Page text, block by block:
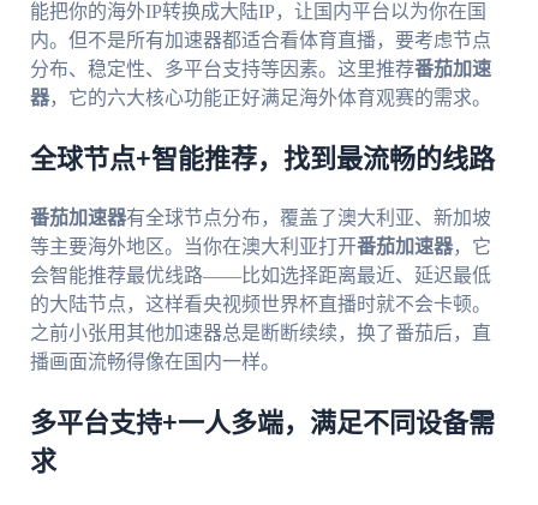
能把你的海外IP转换成大陆IP，让国内平台以为你在国
内。但不是所有加速器都适合看体育直播，要考虑节点
分布、稳定性、多平台支持等因素。这里推荐番茄加速
器，它的六大核心功能正好满足海外体育观赛的需求。
全球节点+智能推荐，找到最流畅的线路
番茄加速器有全球节点分布，覆盖了澳大利亚、新加坡
等主要海外地区。当你在澳大利亚打开番茄加速器，它
会智能推荐最优线路——比如选择距离最近、延迟最低
的大陆节点，这样看央视频世界杯直播时就不会卡顿。
之前小张用其他加速器总是断断续续，换了番茄后，直
播画面流畅得像在国内一样。
多平台支持+一人多端，满足不同设备需
求